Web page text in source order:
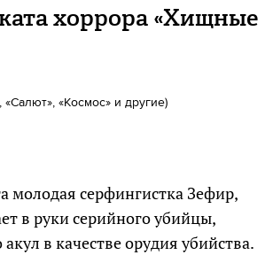
хоррора «Хищные
«Космос» и другие)
молодая серфингистка Зефир,
в руки серийного убийцы,
в качестве орудия убийства.